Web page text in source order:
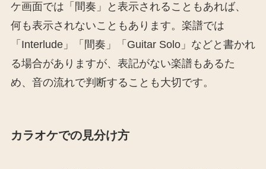
ケ画面では「間奏」と表示されることもあれば、
何も表示されないこともあります。楽譜では
「Interlude」「間奏」「Guitar Solo」などと書かれ
る場合がありますが、表記がない楽譜もあるた
め、音の流れで判断することも大切です。
カラオケでの見分け方